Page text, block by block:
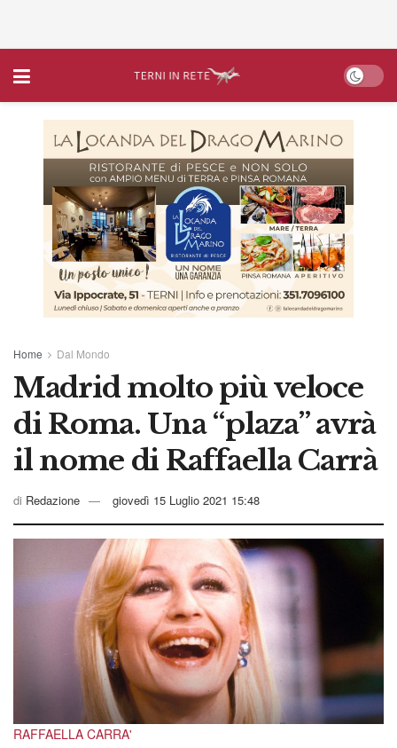
Home Dal Mondo
Madrid molto più veloce
di Roma. Una “plaza” avrà
il nome di Raffaella Carrà
di Redazione giovedì 15 Luglio 2021 15:48
RAFFAELLA CARRA'